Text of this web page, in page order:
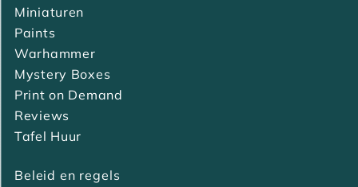
Miniaturen
Paints
Warhammer
Mystery Boxes
Print on Demand
Reviews
Tafel Huur
Beleid en regels